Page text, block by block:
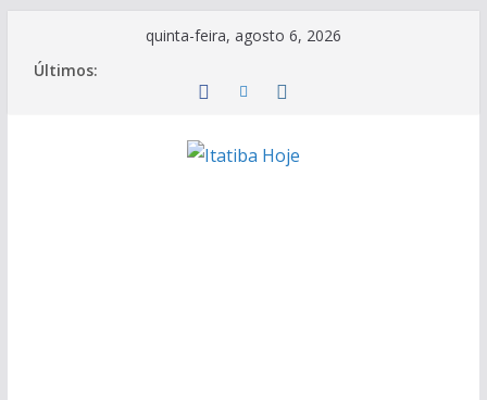
para
quinta-feira, agosto 6, 2026
Últimos: